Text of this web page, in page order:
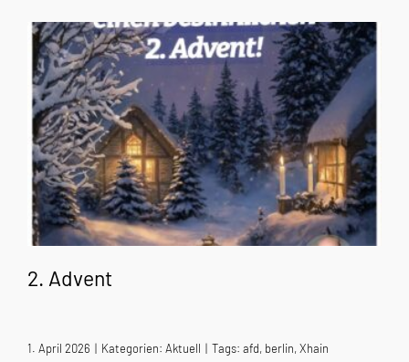
2. Advent
1. April 2026 | Kategorien: Aktuell | Tags: afd, berlin,Xhain